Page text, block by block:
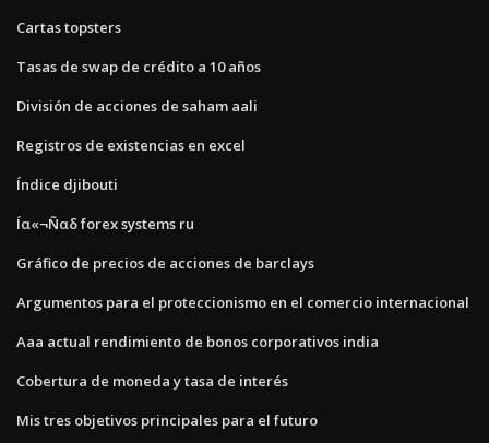
Cartas topsters
Tasas de swap de crédito a 10 años
División de acciones de saham aali
Registros de existencias en excel
Índice djibouti
Íα«¬Ñαδ forex systems ru
Gráfico de precios de acciones de barclays
Argumentos para el proteccionismo en el comercio internacional
Aaa actual rendimiento de bonos corporativos india
Cobertura de moneda y tasa de interés
Mis tres objetivos principales para el futuro